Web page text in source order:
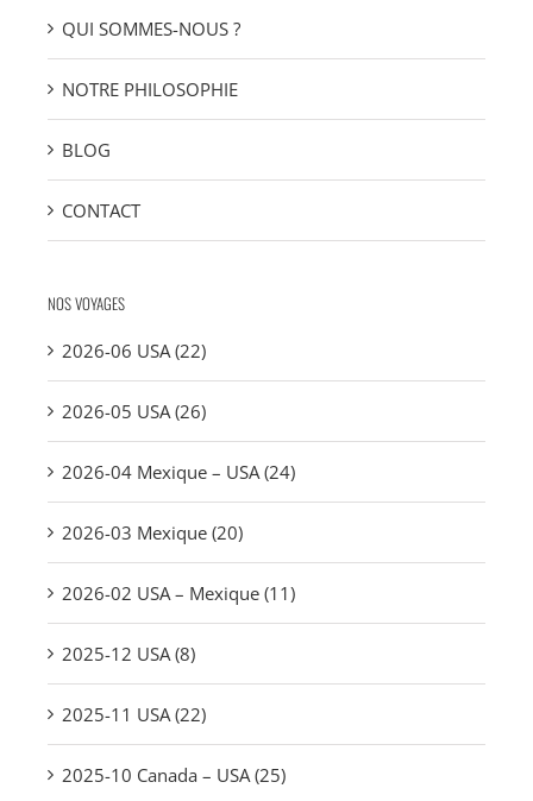
QUI SOMMES-NOUS ?
NOTRE PHILOSOPHIE
BLOG
CONTACT
NOS VOYAGES
2026-06 USA (22)
2026-05 USA (26)
2026-04 Mexique – USA (24)
2026-03 Mexique (20)
2026-02 USA – Mexique (11)
2025-12 USA (8)
2025-11 USA (22)
2025-10 Canada – USA (25)